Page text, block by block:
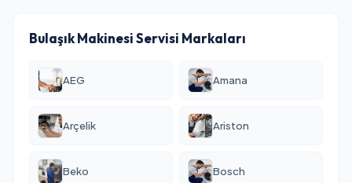
Bulaşık Makinesi Servisi Markaları
AEG Amana
Arçelik Ariston
Beko Bosch